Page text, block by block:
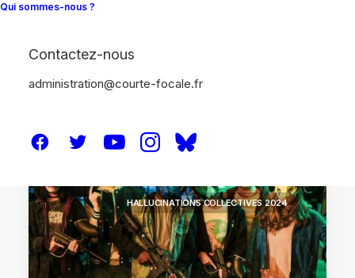
Qui sommes-nous ?
Contactez-nous
administration@courte-focale.fr
HALLUCINATIONS COLLECTIVES 2024